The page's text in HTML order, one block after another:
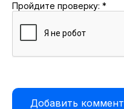
Пройдите проверку: *